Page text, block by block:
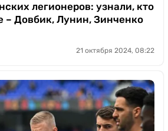
легионеров: узнали, кто
– Довбик, Лунин, Зинченко
21 октября 2024, 08:22